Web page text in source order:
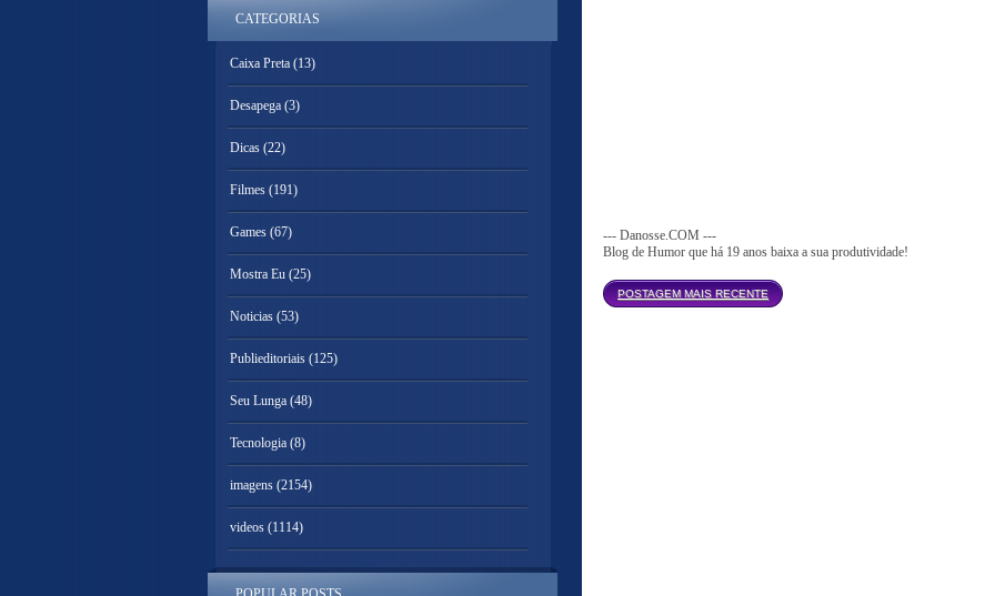
--- Danosse.COM ---
Blog de Humor que há 19 anos baixa a sua produtividade!
POSTAGEM MAIS RECENTE
CATEGORIAS
Caixa Preta (13)
Desapega (3)
Dicas (22)
Filmes (191)
Games (67)
Mostra Eu (25)
Noticias (53)
Publieditoriais (125)
Seu Lunga (48)
Tecnologia (8)
imagens (2154)
videos (1114)